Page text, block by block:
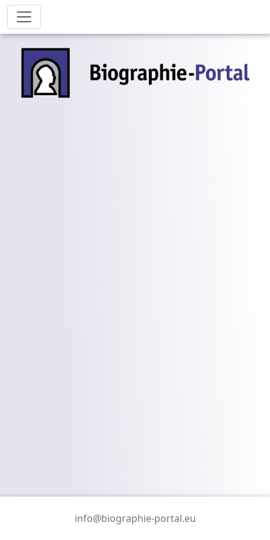
info@biographie-portal.eu